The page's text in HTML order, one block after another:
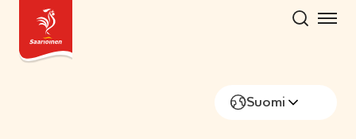
Hyppää
sisältöön
Suomi